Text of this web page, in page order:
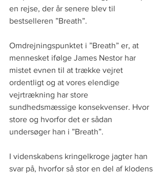
en rejse, der år senere blev til
bestselleren ”Breath”.
Omdrejningspunktet i ”Breath” er, at
mennesket ifølge James Nestor har
mistet evnen til at trække vejret
ordentligt og at vores elendige
vejrtrækning har store
sundhedsmæssige konsekvenser. Hvor
store og hvorfor det er sådan
undersøger han i ”Breath”.
I videnskabens kringelkroge jagter han
svar på, hvorfor så stor en del af klodens